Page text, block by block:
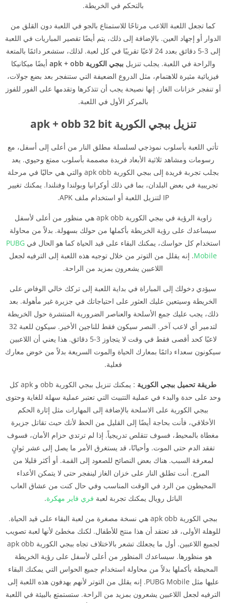
بالتحكم في الخريطة.
كما تجعل اللعبة اللاعب مرتاحًا للاستمتاع بالجو في اللعبة دون القلق من
الدوار أو إجهاد العين. بالإضافة إلى ذلك، يتم أيضًا تقصير المباريات في اللعبة
إلى 3-5 دقائق بعدد 24 لاعبًا تقريبًا في كل لعبة. لذلك، ستشعر دائمًا بالمتعة
والراحة في اللعبة. يجلب تنزيلببجي الكورية apk + obb
أيضًا ميكانيكا
فيزيائية مثيرة للاهتمام، مثل الدروع الضعيفة التي ستنفجر بعد بضع جولات،
أو تنفجر خزانات الغاز. إنها نصيحة يجب أن تتذكرها وتقدمها على الفور للفوز
بالمركز الأول في اللعبة.
تنزيل ببجي الكورية apk + obb 32 bit
تأتي اللعبة بأسلوب نموذجي لسلسلة مطلق النار من أعلى إلى أسفل، مع
رسومات ومشاهد ثلاثية الأبعاد فريدة مصممة بأسلوب ممتع وحيوي. يعد
بجلب تجربة فريدة إلى ببجي الكورية apk obb والتي هي حاليًا في مرحلة
تجريبية في بعض البلدان، بما في ذلك أوكرانيا وبولندا وفنلندا. يمكنك تغيير
IP لتنزيل اللعبة أو استخدام ملف APK.
زاوية الرؤية في ببجي الكورية apk obb هي منظور من أعلى لأسفل
سيساعدك على رؤية الخريطة بأكملها من حولك بسهولة. بدلاً من محاولة
استخدام كل حواسك، يمكنك البقاء على قيد الحياة كما هو الحال فيPUBG
Mobile. إنه يقلل من التوتر من خلال توجيه هذه اللعبة إلى الترفيه لجعل
اللاعبين يشعرون بمزيد من الراحة.
سيؤدي دخولك إلى المباراة في بداية اللعبة إلى تركك خالي الوفاض على
الخريطة وسيتعين عليك العثور على احتياجاتك في جزيرة غير مأهولة. بعد
ذلك، يجب عليك جمع الأسلحة والعناصر الضرورية المنتشرة حول الخريطة
لتدمير أي لاعب آخر. النصر سيكون فقط للناجين الأخير. سيكون للعبة 32
لاعبًا كحد أقصى فقط في وقت لا يتجاوز 3-5 دقائق. هذا يعني أن اللاعبين
سيكونون سعداء دائمًا بمعارك الحياة والموت السريعة بدلاً من خوض معارك
فعلية.
طريقة تحميل ببجي الكورية
: يمكنك تنزيل ببجي الكورية obb و apk كل
وحد على حدة والبدء في عملية التتبيث التي تعتبر عملية سهلة للغاية وحتوى
ببجي الكورية على الاسلحة بالإضافة إلى المهارات مثل إثارة الحكم
الأخلاقي، فأنت بحاجة أيضًا إلى القليل من الحظ لأنك حيث تقاتل جزيرة
مغطاة بالمحيط، فسوف تتقلص تدريجياً. إذا لم ترتدي حزام الأمان، فسوف
تفقد الدم حتى الموت. وأحيانًا، قد يستغرق الأمر ما يصل إلى عشر ثوانٍ
لمعرفة السبب. هناك بعض النصائح للصعود إلى القمة. أو أكثر قليلا من
المرح. أنت تطلق النار على خزان الغاز لينفجر حتى لا يتمكن الأعداء
المحيطون من الرد في الوقت المناسب وفي حال كنت من عشاق العاب
الباتل رويال يمكنك تجربة لعبة فري فاير مهكرة.
ببجي الكورية apk obb هي نسخة مصغرة من لعبة البقاء على قيد الحياة.
للوهلة الأولى، قد تعتقد أن هذا منتج للأطفال. لكنك مخطئ لأنها لعبة تصويب
لجميع اللاعبين. أول ما يجعلك تشعر بالاختلاف تجاه ببجي الكورية apk obb
هو منظورها. سيساعدك المنظور من أعلى لأسفل على رؤية الخريطة
المحيطة بأكملها بدلاً من محاولة استخدام جميع الحواس التي يمكنك البقاء
عليها مثل PUBG Mobile. إنه يقلل من التوتر لأنهم يهدفون هذه اللعبة إلى
الترفيه لجعل اللاعبين يشعرون بمزيد من الراحة. ستستمتع بالبيئة في اللعبة